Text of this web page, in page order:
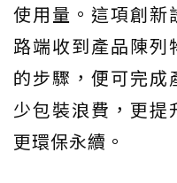
使用量。這項創新
路端收到產品陳列
的步驟，便可完
少包裝浪費，更提
更環保永續。